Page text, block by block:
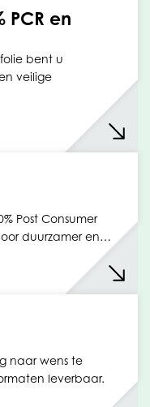
PCR en
bent u
veilige
Post Consumer
duurzamer en…
naar wens te
leverbaar.